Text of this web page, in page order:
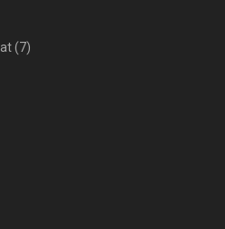
(7)